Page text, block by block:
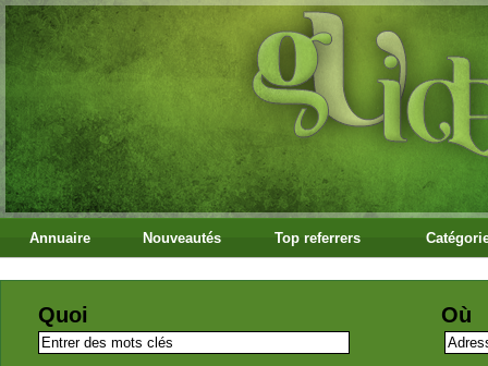
Annuaire Nouveautés Top referrers
Quoi Où